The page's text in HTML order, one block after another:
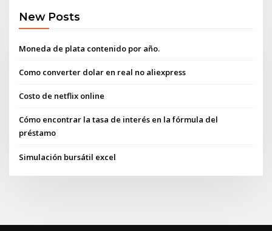
New Posts
Moneda de plata contenido por año.
Como converter dolar en real no aliexpress
Costo de netflix online
Cómo encontrar la tasa de interés en la fórmula del
préstamo
Simulación bursátil excel